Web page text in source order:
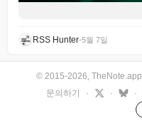
RSS Hunter•5월 7일
© 2015-2026, TheNote.app
문의하기
· · ·